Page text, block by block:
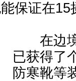
保证在15
在边境
已获得了
防寒靴等